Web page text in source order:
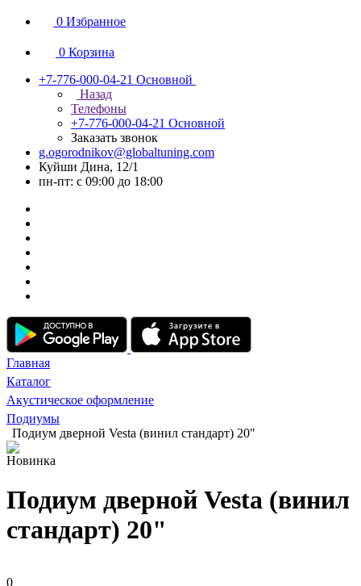
0 Избранное
0 Корзина
+7-776-000-04-21 Основной
Назад
Телефоны
+7-776-000-04-21 Основной
Заказать звонок
g.ogorodnikov@globaltuning.com
Куйши Дина, 12/1
пн-пт: с 09:00 до 18:00
Главная
Каталог
Акустическое оформление
Подиумы
Подиум дверной Vesta (винил стандарт) 20"
Новинка
Подиум дверной Vesta (винил
стандарт) 20"
0